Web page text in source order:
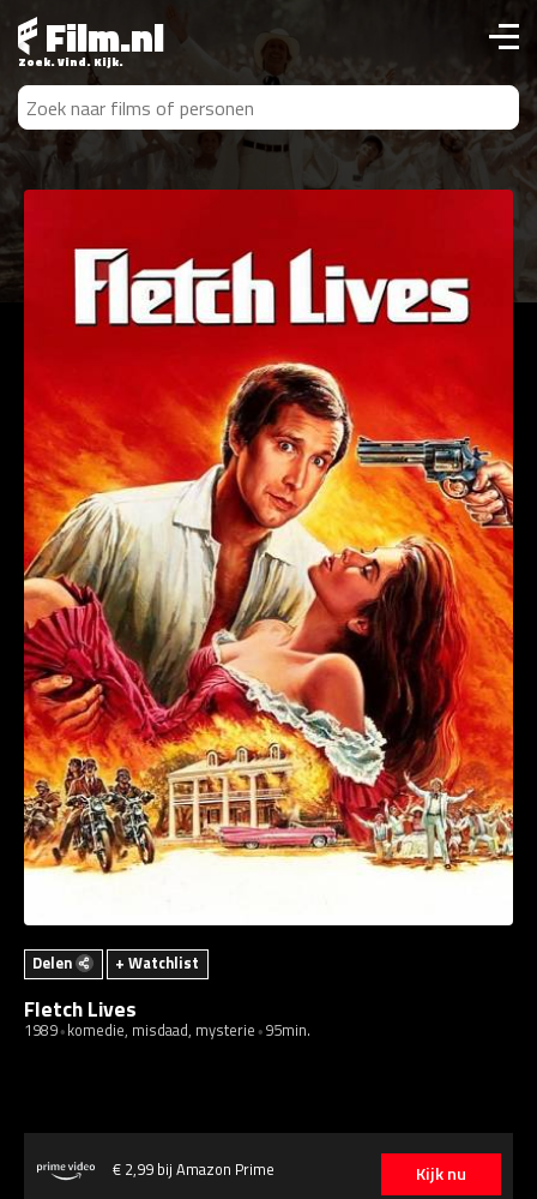
Film.nl
Zoek. Vind. Kijk.
Delen + Watchlist
Fletch Lives
1989 komedie, misdaad, mysterie 95min.
Kijk nu
€ 2,99 bij Amazon Prime